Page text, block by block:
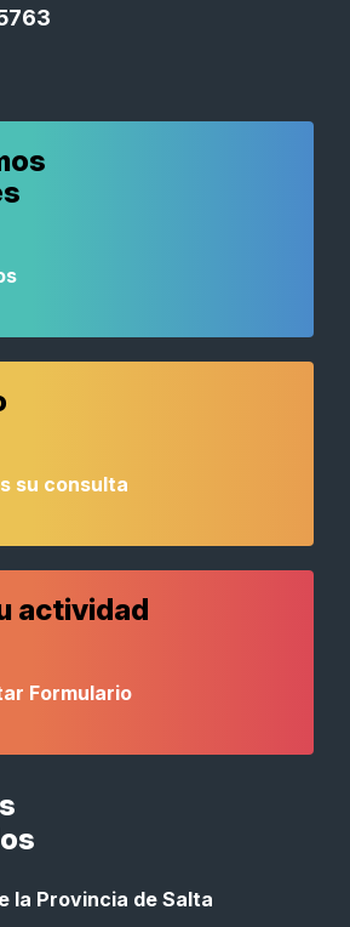
la Provincia de Salta
su consulta
actividad
Formulario